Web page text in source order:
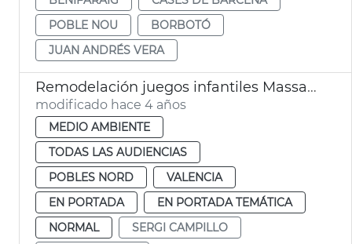
POBLE NOU
BORBOTÓ
JUAN ANDRÉS VERA
Remodelación juegos infantiles Massarrojos
modificado hace 4 años
MEDIO AMBIENTE
TODAS LAS AUDIENCIAS
POBLES NORD
VALENCIA
EN PORTADA
EN PORTADA TEMÁTICA
NORMAL
SERGI CAMPILLO